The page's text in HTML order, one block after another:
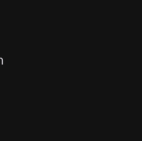
động qua ứng dụng
phát hiện của cảm
chuyển động
động, hay còn gọi là
dụng công nghệ cảm